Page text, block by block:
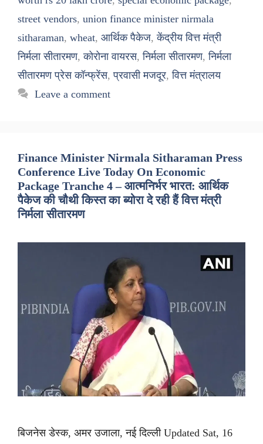
street vendors, union finance minister nirmala
sitharaman, wheat, आर्थिक पैकेज,केंद्रीय वित्त मंत्री
निर्मला सीतारमण,कोरोना वायरस,निर्मला सीतारमण,निर्मला
सीतारमण प्रेस कॉन्फ्रेंस,प्रवासी मजदूर,वित्त मंत्रालय
Leave a comment
Finance Minister Nirmala Sitharaman Press
Conference Live Today On Economic
Package Tranche 4 – आत्मनिर्भर भारत: आर्थिक
पैकेज की चौथी किस्त का ब्योरा दे रही हैं वित्त मंत्री
निर्मला सीतारमण
बिजनेस डेस्क, अमर उजाला, नई दिल्ली Updated Sat, 16